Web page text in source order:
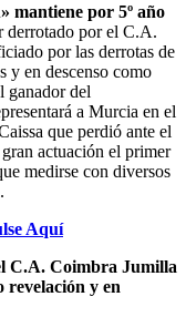
mantiene por 5º año
derrotado por el C.A.
por las derrotas de
y en descenso como
ganador del
a Murcia en el
que perdió ante el
actuación el primer
medirse con diversos
Aquí
C.A. Coimbra Jumilla
y en